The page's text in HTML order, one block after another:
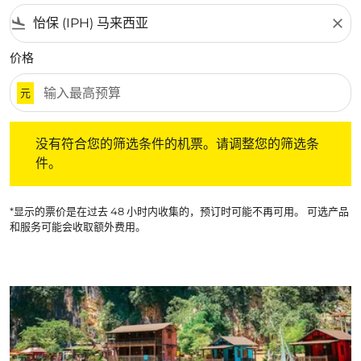
flight_land close
价格
元
没有符合您的筛选条件的机票。请调整您的筛选条
件。
*显示的票价是在过去 48 小时内收集的，预订时可能不再可用。 可选产品
和服务可能会收取额外费用。